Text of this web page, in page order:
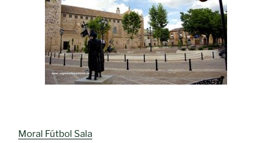
Moral Fútbol Sala